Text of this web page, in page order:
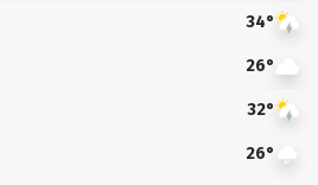
34°
26°
32°
26°